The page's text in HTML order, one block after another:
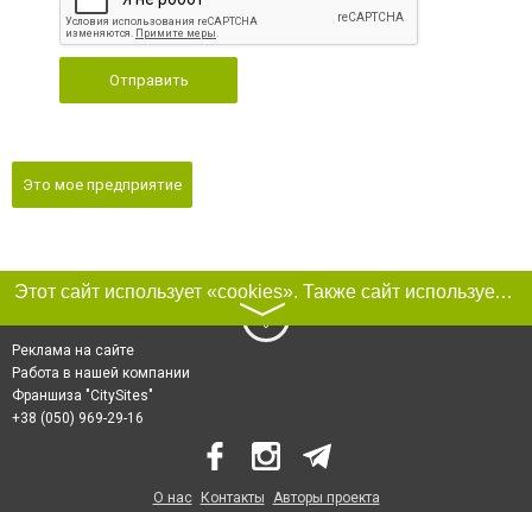
Отправить
Это мое предприятие
Этот сайт использует «cookies». Также сайт использует интернет-сервис для сбора технических данных касательно посетителей с целью получения маркетинговой и статистической информации. Условия обработки данных посетителей сайта см.
〉
Реклама на сайте
Работа в нашей компании
Франшиза "CitySites"
+38 (050) 969-29-16
О нас Контакты Авторы проекта